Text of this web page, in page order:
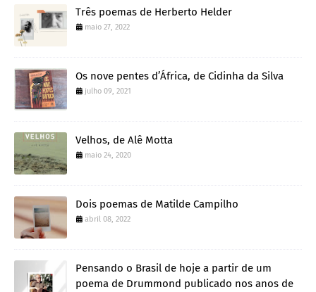
Três poemas de Herberto Helder
maio 27, 2022
Os nove pentes d’África, de Cidinha da Silva
julho 09, 2021
Velhos, de Alê Motta
maio 24, 2020
Dois poemas de Matilde Campilho
abril 08, 2022
Pensando o Brasil de hoje a partir de um
poema de Drummond publicado nos anos de